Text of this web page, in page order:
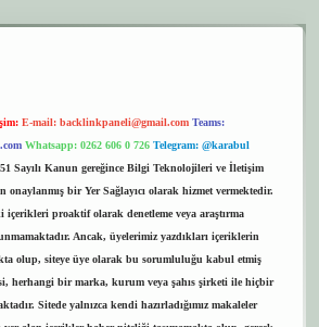
E-mail: backlinkpaneli@gmail.com Teams:
Whatsapp: 0262 606 0 726 Telegram: @karabul
Sayılı Kanun gereğince Bilgi Teknolojileri ve İletişim
bir Yer Sağlayıcı olarak hizmet vermektedir.
içerikleri proaktif olarak denetleme veya araştırma
Ancak, üyelerimiz yazdıkları içeriklerin
olup, siteye üye olarak bu sorumluluğu kabul etmiş
herhangi bir marka, kurum veya şahıs şirketi ile hiçbir
Sitede yalnızca kendi hazırladığımız makaleler